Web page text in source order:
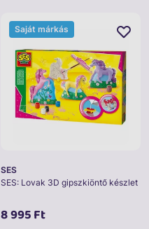
SES
SES: Lovak 3D gipszkiöntő készlet
8 995 Ft
Saját márkás